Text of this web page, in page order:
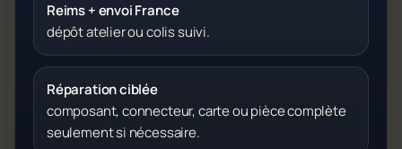
Reims + envoi France
dépôt atelier ou colis suivi.
Réparation ciblée
composant, connecteur, carte ou pièce complète
seulement si nécessaire.